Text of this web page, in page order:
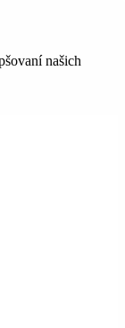
našich